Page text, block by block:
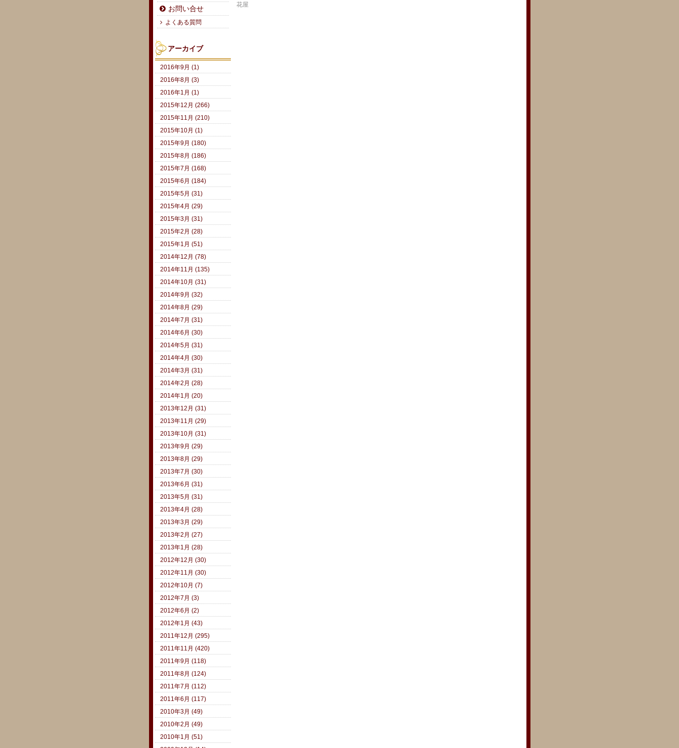
花屋
お問い合せ
よくある質問
アーカイブ
2016年9月 (1)
2016年8月 (3)
2016年1月 (1)
2015年12月 (266)
2015年11月 (210)
2015年10月 (1)
2015年9月 (180)
2015年8月 (186)
2015年7月 (168)
2015年6月 (184)
2015年5月 (31)
2015年4月 (29)
2015年3月 (31)
2015年2月 (28)
2015年1月 (51)
2014年12月 (78)
2014年11月 (135)
2014年10月 (31)
2014年9月 (32)
2014年8月 (29)
2014年7月 (31)
2014年6月 (30)
2014年5月 (31)
2014年4月 (30)
2014年3月 (31)
2014年2月 (28)
2014年1月 (20)
2013年12月 (31)
2013年11月 (29)
2013年10月 (31)
2013年9月 (29)
2013年8月 (29)
2013年7月 (30)
2013年6月 (31)
2013年5月 (31)
2013年4月 (28)
2013年3月 (29)
2013年2月 (27)
2013年1月 (28)
2012年12月 (30)
2012年11月 (30)
2012年10月 (7)
2012年7月 (3)
2012年6月 (2)
2012年1月 (43)
2011年12月 (295)
2011年11月 (420)
2011年9月 (118)
2011年8月 (124)
2011年7月 (112)
2011年6月 (117)
2010年3月 (49)
2010年2月 (49)
2010年1月 (51)